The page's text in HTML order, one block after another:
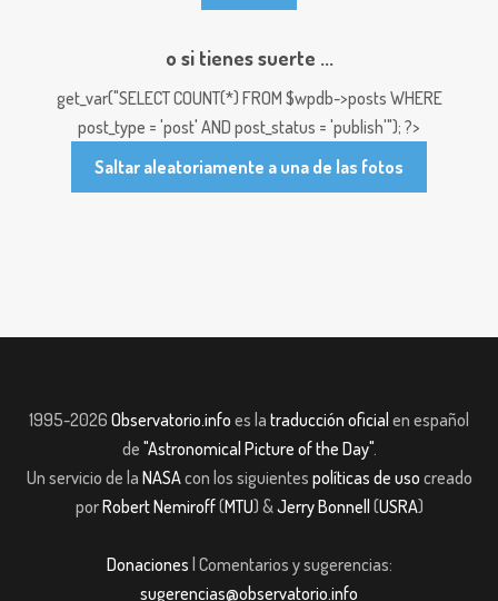
o si tienes suerte ...
get_var("SELECT COUNT(*) FROM $wpdb->posts WHERE
post_type = 'post' AND post_status = 'publish'"); ?>
Saltar aleatoriamente a una de las fotos
1995-2026 Observatorio.info es la traducción oficial en español
de "Astronomical Picture of the Day".
Un servicio de la NASAcon los siguientes políticas de uso creado
porRobert Nemiroff(MTU) &Jerry Bonnell (USRA)
Donaciones | Comentarios y sugerencias:
sugerencias@observatorio.info